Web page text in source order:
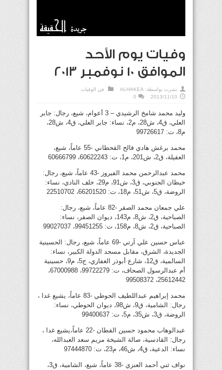
وفيات يوم الأحد
الموافق 10 نوفمبر 2013
نشرت بواسطة: ALHAKEA في الوفيات
2013/11/10
0
وليد محمد شامخ الرشيدي – 3 أعوام، شيع، رجال: جابر
العلي، ق4، ش28، م2، نساء: جابر العلي، ق4، ش28،
م8، ت: 99726617
محمد برغش هادي فالح القحطاني -55 عاماً، شيع،
العقيلة، ق2، ش201، م1، ت: 60622243، 60666799
محمد عبدالرحمن محمد الفيروز -43 عاماً، شيع، رجال:
خيطان الجنوبي، ق3، ش91، م29، خلف النادي، نساء:
الروضة، ق5، ش51، م18، ت: 66201520، 22510702
علي جمعان محمد الصقر -82 عاماً، شيع، رجال:
الصباحية، ق2، ش8، م143، ديوان الصقر، نساء:
الصباحية، ق2، ش8، م158، ت: 99451255، 99027037
عباس حسين علي آرتي -69 عاماً، شيع، رجال: الحسينية
الجديدة، الشرق، مقابل مسجد الدولة الكبير، نساء:
السالمية، ق12، شارع أبوذر الغفاري، ج5، م9، حسينية
أم عبدالرسول الصحاف، ت: 99722279، 67000988،
25612442، 99508372
محمد إبراهيم عبداللطيف الحوطي -83 عاماً، يشيع غدا ،
رجال: الشامية، ق9، ش98، ديوان الحوطي، نساء:
الروضة، ق3، ش35، م5، ت: 99400637
عبدالوهاب محمود حسين القطان -22 عاماً،يشيع غدا ،
رجال: القادسية، صالة الشيخة مريم سعد العبدالله،
نساء: الدعية، ق4، ش46، م23، ت: 97444870
نواف ثني أحمد العنزي -38 عاماً، شيع، الشامية، ق3،